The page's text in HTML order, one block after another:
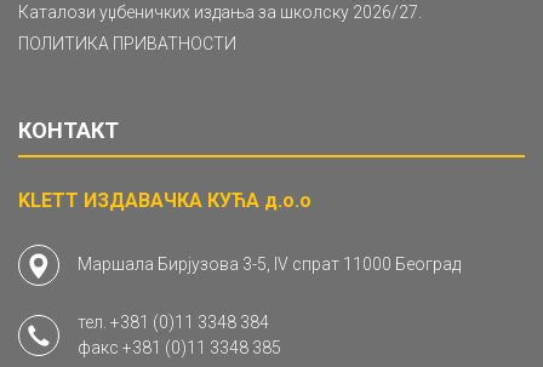
Каталози уџбеничких издања за школску 2026/27.
ПОЛИТИКА ПРИВАТНОСТИ
КОНТАКТ
KLETT ИЗДАВАЧКА КУЋА д.о.о
Маршала Бирјузова 3-5, IV спрат 11000 Београд
тел. +381 (0)11 3348 384
факс +381 (0)11 3348 385